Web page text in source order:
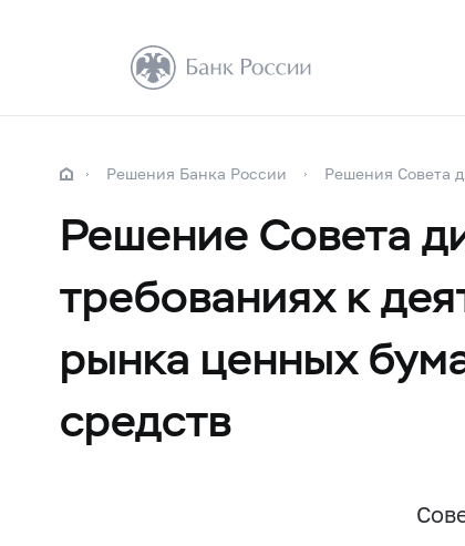
Решения Банка России Решения Совета
Решение Совета
требованиях к
рынка ценных
средств